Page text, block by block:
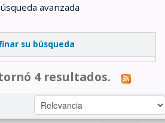
avanzada
su búsqueda
4 resultados.